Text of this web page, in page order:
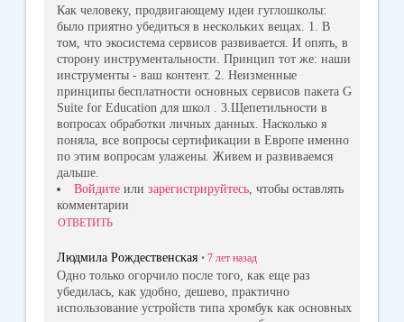
Как человеку, продвигающему идеи гуглошколы:
было приятно убедиться в нескольких вещах. 1. В
том, что экосистема сервисов развивается. И опять, в
сторону инструментальности. Принцип тот же: наши
инструменты - ваш контент. 2. Неизменные
принципы бесплатности основных сервисов пакета G
Suite for Education для школ . 3.Щепетильности в
вопросах обработки личных данных. Насколько я
поняла, все вопросы сертификации в Европе именно
по этим вопросам улажены. Живем и развиваемся
дальше.
Войдите или зарегистрируйтесь , чтобы оставлять
комментарии
ОТВЕТИТЬ
Людмила Рождественская • 7 лет назад
Одно только огорчило после того, как еще раз
убедилась, как удобно, дешево, практично
использование устройств типа хромбук как основных